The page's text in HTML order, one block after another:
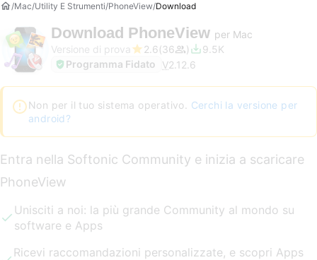
Mac Utility E Strumenti PhoneView Download
Download PhoneView per Mac
Versione di prova
2.6 36
9.5K
Programma Fidato
V2.12.6
Non per il tuo sistema operativo. Cerchi la versione per
android?
Entra nella Softonic Community e inizia a scaricare
PhoneView
Unisciti a noi: la più grande Community al mondo su
software e Apps
Ricevi raccomandazioni personalizzate, e scopri Apps